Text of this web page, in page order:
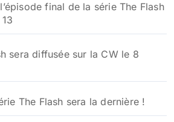
final de la série The Flash
sera diffusée sur la CW le 8
The Flash sera la dernière !